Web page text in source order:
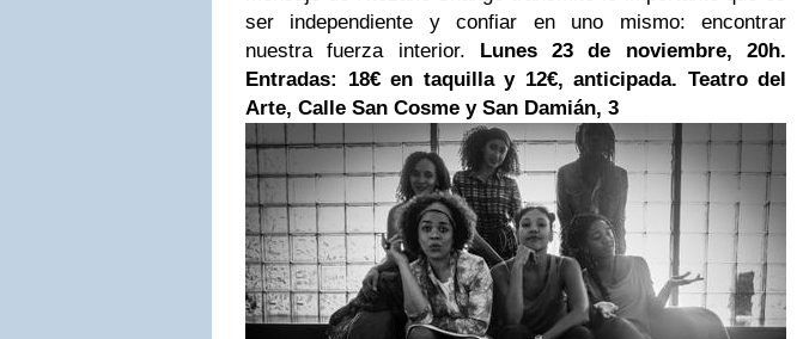
ser independiente y confiar en uno mismo: encontrar
nuestra fuerza interior. Lunes 23 de noviembre, 20h.
Entradas: 18€ en taquilla y 12€, anticipada. Teatro del
Arte, Calle San Cosme y San Damián, 3